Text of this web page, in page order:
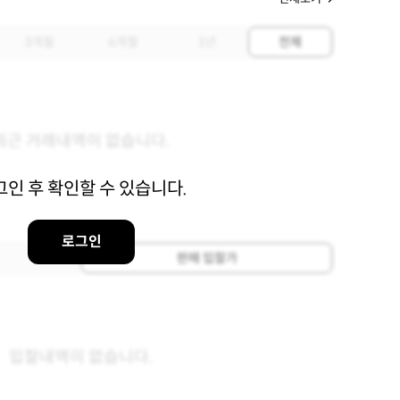
인 후 확인할 수 있습니다.
로그인
전체
판매 입찰가